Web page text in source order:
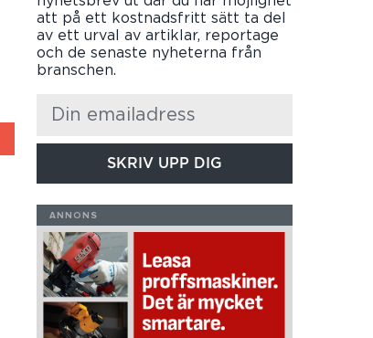
att på ett kostnadsfritt sätt ta del
av ett urval av artiklar, reportage
och de senaste nyheterna från
branschen.
SKRIV UPP DIG